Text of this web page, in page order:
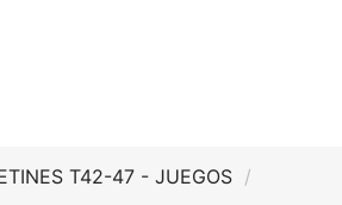
T42-47 - JUEGOS